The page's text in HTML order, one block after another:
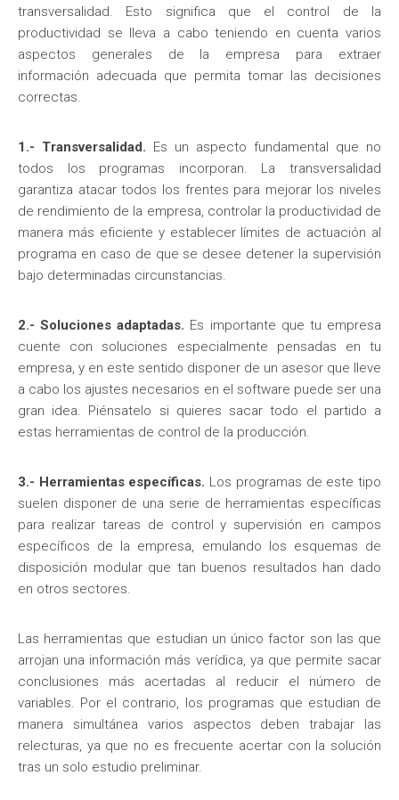
transversalidad. Esto significa que el control de la
productividad se lleva a cabo teniendo en cuenta varios
aspectos generales de la empresa para extraer
información adecuada que permita tomar las decisiones
correctas.
1.- Transversalidad. Es un aspecto fundamental que no
todos los programas incorporan. La transversalidad
garantiza atacar todos los frentes para mejorar los niveles
de rendimiento de la empresa, controlar la productividad de
manera más eficiente y establecer límites de actuación al
programa en caso de que se desee detener la supervisión
bajo determinadas circunstancias.
2.- Soluciones adaptadas. Es importante que tu empresa
cuente con soluciones especialmente pensadas en tu
empresa, y en este sentido disponer de un asesor que lleve
a cabo los ajustes necesarios en el software puede ser una
gran idea. Piénsatelo si quieres sacar todo el partido a
estas herramientas de control de la producción.
3.- Herramientas específicas. Los programas de este tipo
suelen disponer de una serie de herramientas específicas
para realizar tareas de control y supervisión en campos
específicos de la empresa, emulando los esquemas de
disposición modular que tan buenos resultados han dado
en otros sectores.
Las herramientas que estudian un único factor son las que
arrojan una información más verídica, ya que permite sacar
conclusiones más acertadas al reducir el número de
variables. Por el contrario, los programas que estudian de
manera simultánea varios aspectos deben trabajar las
relecturas, ya que no es frecuente acertar con la solución
tras un solo estudio preliminar.